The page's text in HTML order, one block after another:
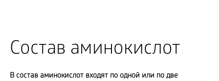
Состав аминокислот
В состав аминокислот входят по одной или по две